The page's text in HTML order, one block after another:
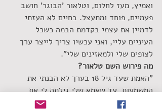
ואמיץ, מעז לחלום, וטלאור 'הבוגר' חושב
פעמיים, פוחד ומתעצל. בחיים לא העזתי
לדמיין את עצמי בקדמת הבמה כשכל
העיניים עליי, ואני עכשיו צריך לייצר ערך
לצופים שלי ולמאזינים שלי".
מה פירוש השם טלאור?
"האמת שעד גיל 18 בערך לא הבנתי את
המשמעות, עד שאמא שלי גילתה לי את
הפסוק מספר ישעיהו '
יִחְיוּ מֵתֶיךָ, נְבֵלָתִי